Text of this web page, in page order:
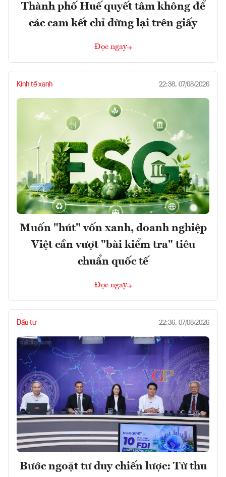
Thành phố Huế quyết tâm không để
các cam kết chỉ dừng lại trên giấy
Đọc ngay
Kinh tế xanh 22:38, 07/08/2026
Muốn "hút" vốn xanh, doanh nghiệp
Việt cần vượt "bài kiểm tra" tiêu
chuẩn quốc tế
Đọc ngay
Đầu tư 22:36, 07/08/2026
Bước ngoặt tư duy chiến lược: Từ thu